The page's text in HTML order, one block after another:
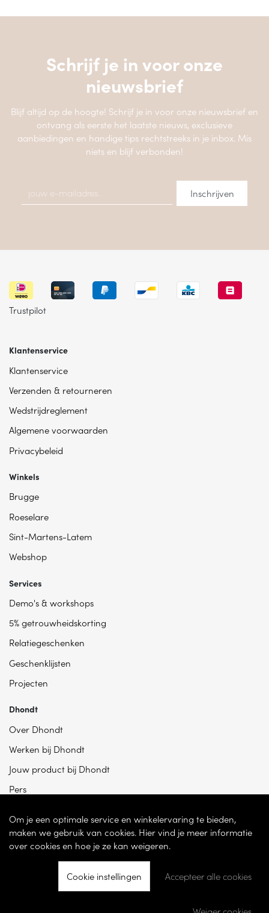
Schrijf je in voor onze
nieuwsbrief
Blijf altijd op de hoogte! Schrijf je in voor onze nieuwsbrief en
ontvang als eerste het laatste nieuws, exclusieve
aanbiedingen en handige tips rechtstreeks in je inbox. Mis
niets en blijf verbonden!
Trustpilot
Klantenservice
Klantenservice
Verzenden & retourneren
Wedstrijdreglement
Algemene voorwaarden
Privacybeleid
Winkels
Brugge
Roeselare
Sint-Martens-Latem
Webshop
Services
Demo's & workshops
5% getrouwheidskorting
Relatiegeschenken
Geschenklijsten
Projecten
Dhondt
Over Dhondt
Werken bij Dhondt
Jouw product bij Dhondt
Pers
© 2026 - Dhondt Interieur NV – Ondernemingsnummer BE 0865 787 950 –
Om je een optimale service en winkelervaring te bieden,
maken we gebruik van cookies. Hier vind je meer informatie
over cookies en hoe je ze kan weigeren.
Cookie instellingen Accepteer alle cookies